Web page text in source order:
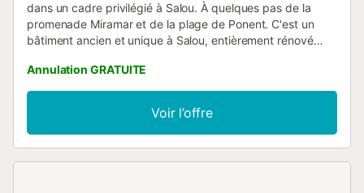
dans un cadre privilégié à Salou. À quelques pas de la
promenade Miramar et de la plage de Ponent. C'est un
bâtiment ancien et unique à Salou, entièrement rénové
moderniste. AGENCEMENT : - Séjour lumineux avec
canapé-lit double. - Cuisine indépendante entièrement
équipée. - Chambre principale type suite avec lit double et
salle de bain privée avec douche. - Chambre avec 2 lits
simples. - Chambre avec lit double. - Deuxième salle de
Annulation GRATUITE
Voir l’offre